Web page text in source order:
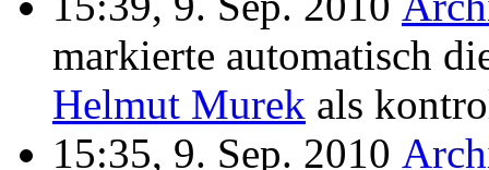
markierte automatisch
Helmut Murek als
15:35, 9. Sep. 2010